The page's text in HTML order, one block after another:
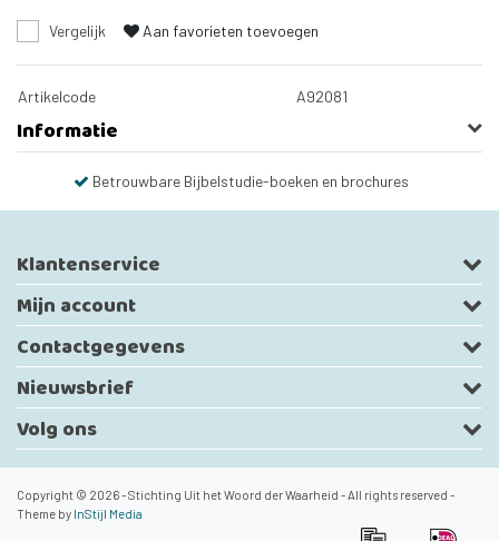
Vergelijk Aan favorieten toevoegen
Artikelcode A92081
Informatie
Betrouwbare Bijbelstudie-boeken en brochures
Klantenservice
Mijn account
Contactgegevens
Nieuwsbrief
Volg ons
Copyright © 2026 - Stichting Uit het Woord der Waarheid - All rights reserved -
Theme by InStijl Media